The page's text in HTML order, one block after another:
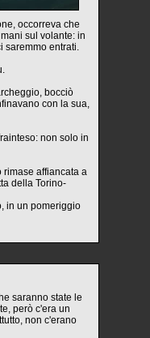
occorreva che
sul volante: in
entrati.
bocciò
con la sua,
non solo in
rimase affiancata a
della Torino-
in un pomeriggio
saranno state le
però c'era un
non c'erano